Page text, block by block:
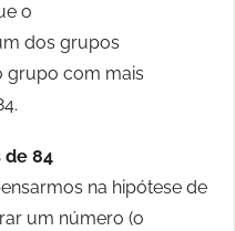
o
dos grupos
grupo com mais
de 84
na hipótese de
um número (o